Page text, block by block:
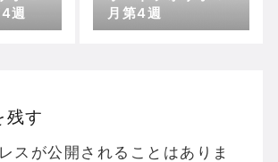
週
月第4週
残す
スが公開されることはありま